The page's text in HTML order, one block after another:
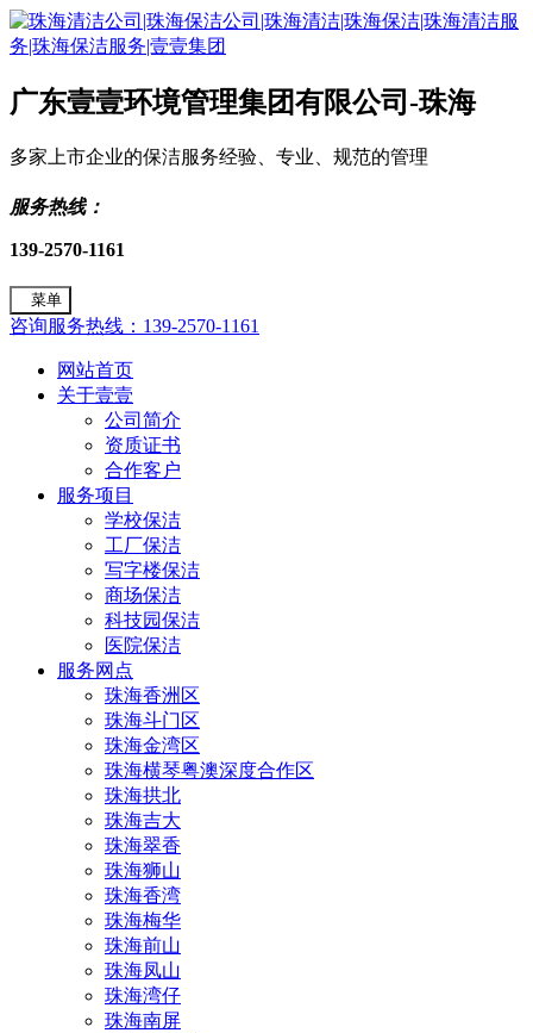
广东壹壹环境管理集团有限公司-珠海
多家上市企业的保洁服务经验、专业、规范的管理
服务热线：
139-2570-1161
菜单
咨询服务热线：139-2570-1161
网站首页
关于壹壹
公司简介
资质证书
合作客户
服务项目
学校保洁
工厂保洁
写字楼保洁
商场保洁
科技园保洁
医院保洁
服务网点
珠海香洲区
珠海斗门区
珠海金湾区
珠海横琴粤澳深度合作区
珠海拱北
珠海吉大
珠海翠香
珠海狮山
珠海香湾
珠海梅华
珠海前山
珠海凤山
珠海湾仔
珠海南屏